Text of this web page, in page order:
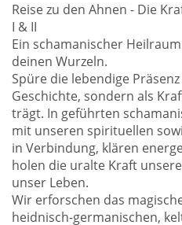
Reise zu den Ahnen - Die
I & II
Ein schamanischer
deinen Wurzeln.
Spüre die lebendige
Geschichte, sondern als
trägt. In geführten
mit unseren spirituellen
in Verbindung, klären
holen die uralte Kraft
unser Leben.
Wir erforschen das
heidnisch-germanischen,